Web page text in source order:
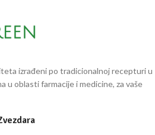
izrađeni po tradicionalnoj recepturi u
u oblasti farmacije i medicine, za vaše